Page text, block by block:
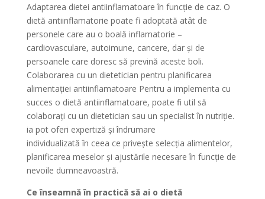
Adaptarea dietei antiinflamatoare în funcție de caz. O
dietă antiinflamatorie poate fi adoptată atât de
personele care au o boală inflamatorie –
cardiovasculare, autoimune, cancere, dar și de
persoanele care doresc să prevină aceste boli.
Colaborarea cu un dietetician pentru planificarea
alimentației antiinflamatoare Pentru a implementa cu
succes o dietă antiinflamatoare, poate fi util să
colaborați cu un dietetician sau un specialist în nutriție.
ia pot oferi expertiză și îndrumare
individualizată în ceea ce privește selecția alimentelor,
planificarea meselor și ajustările necesare în funcție de
nevoile dumneavoastră.
Ce înseamnă în practică să ai o dietă